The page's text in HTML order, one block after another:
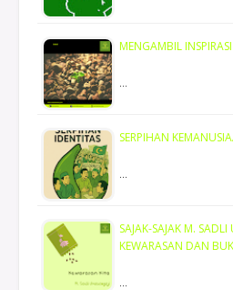
MENGAMBIL
…
SERPIHAN
…
SAJAK-SAJAK M.
KEWARASAN DAN
…